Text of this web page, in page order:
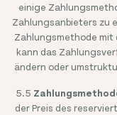
einige
Zahlungsanbieters zu
Zahlungsmethode mit
kann das
ändern oder
5.5
der Preis des